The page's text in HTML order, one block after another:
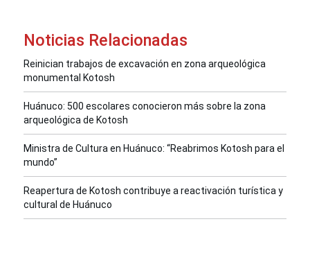
Noticias Relacionadas
Reinician trabajos de excavación en zona arqueológica
monumental Kotosh
Huánuco: 500 escolares conocieron más sobre la zona
arqueológica de Kotosh
Ministra de Cultura en Huánuco: “Reabrimos Kotosh para el
mundo”
Reapertura de Kotosh contribuye a reactivación turística y
cultural de Huánuco